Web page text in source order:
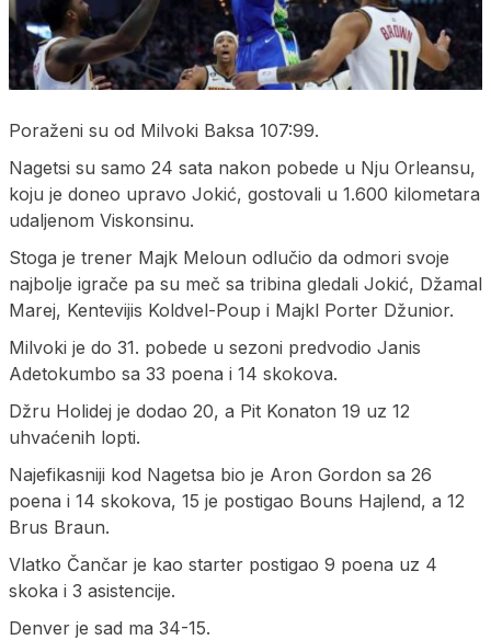
Poraženi su od Milvoki Baksa 107:99.
Nagetsi su samo 24 sata nakon pobede u Nju Orleansu,
koju je doneo upravo Jokić, gostovali u 1.600 kilometara
udaljenom Viskonsinu.
Stoga je trener Majk Meloun odlučio da odmori svoje
najbolje igrače pa su meč sa tribina gledali Jokić, Džamal
Marej, Kentevijis Koldvel-Poup i Majkl Porter Džunior.
Milvoki je do 31. pobede u sezoni predvodio Janis
Adetokumbo sa 33 poena i 14 skokova.
Džru Holidej je dodao 20, a Pit Konaton 19 uz 12
uhvaćenih lopti.
Najefikasniji kod Nagetsa bio je Aron Gordon sa 26
poena i 14 skokova, 15 je postigao Bouns Hajlend, a 12
Brus Braun.
Vlatko Čančar je kao starter postigao 9 poena uz 4
skoka i 3 asistencije.
Denver je sad ma 34-15.